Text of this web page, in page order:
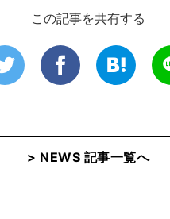
この記事を共有する
> NEWS 記事一覧へ